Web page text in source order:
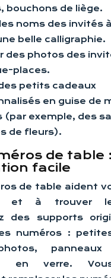
bouchons de liège.
noms des invités
belle calligraphie.
des photos des
places.
petits cadeaux
en guise de
(par exemple, des
de fleurs).
de table
facile
de table aident
et à trouver
des supports
numéros :
en verre.